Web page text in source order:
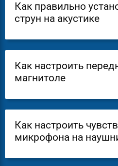
Как правильно
струн на акустике
Как настроить
магнитоле
Как настроить
микрофона на